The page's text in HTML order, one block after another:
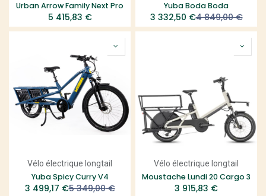
Urban Arrow Family Next Pro
5 415,83 €
Yuba Boda Boda
3 332,50 €4 849,00€
Vélo électrique longtail
Yuba Spicy Curry V4
3 499,17 €5 349,00€
Vélo électrique longtail
Moustache Lundi 20 Cargo 3
3 915,83 €